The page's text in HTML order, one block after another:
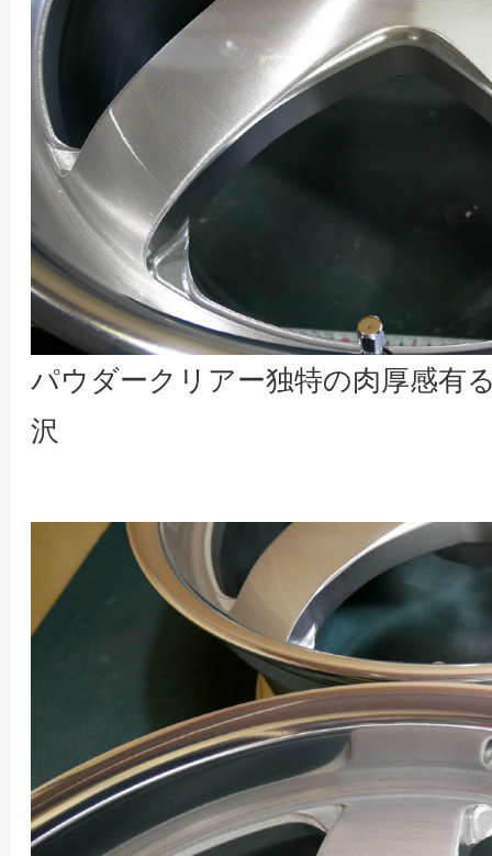
パウダークリアー独特の肉厚感有
沢